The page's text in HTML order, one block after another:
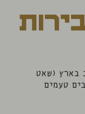
בארץ (שאט
טעמים